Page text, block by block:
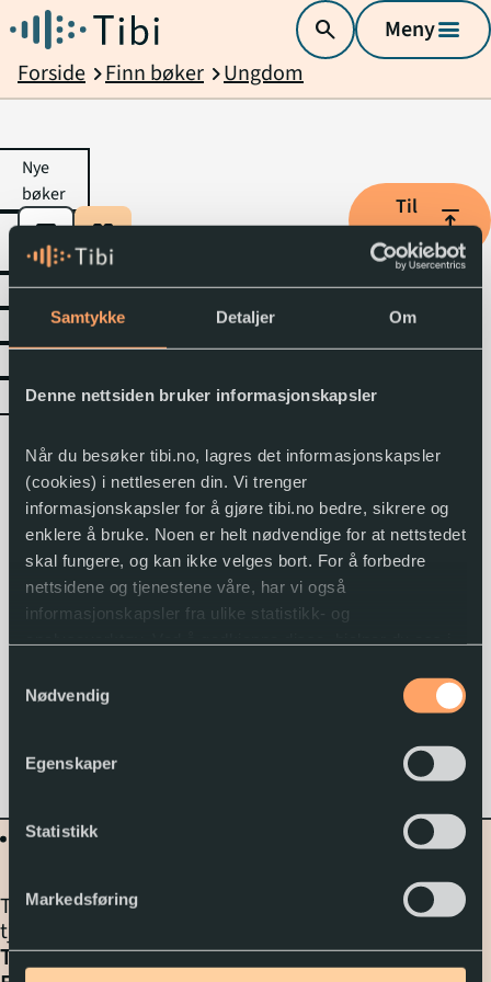
Samtykke Detaljer Om
Denne nettsiden bruker informasjonskapsler
Når du besøker tibi.no, lagres det informasjonskapsler
(cookies) i nettleseren din. Vi trenger
informasjonskapsler for å gjøre tibi.no bedre, sikrere og
enklere å bruke. Noen er helt nødvendige for at nettstedet
skal fungere, og kan ikke velges bort. For å forbedre
nettsidene og tjenestene våre, har vi også
informasjonskapsler fra ulike statistikk- og
Nødvendig
Egenskaper
Statistikk
Markedsføring
search Menymenu
Forside chevron_rightFinn bøker chevron_rightUngdom
Nye
bøker
Mest
utlånt
Kommer
Kategorier
Anbefalinger
table_rows grid_view
Til
toppenvertical_align_top
Tibi – Biblioteket for tilrettelagt litteratur er en
tjeneste fra
Tlf. biblioteket:22 06 88 10(kl.10-14)